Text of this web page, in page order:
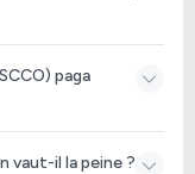
paga
vaut-il la peine ?